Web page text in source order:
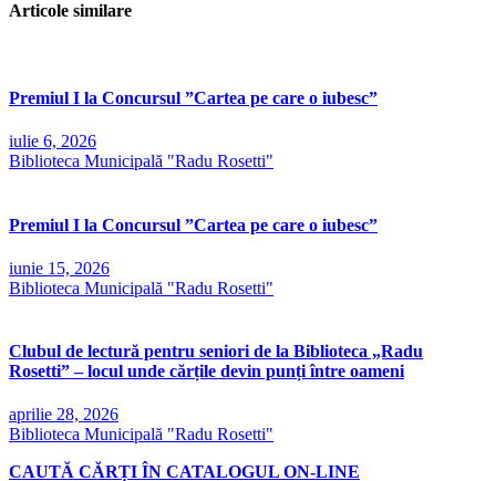
Articole similare
Premiul I la Concursul ”Cartea pe care o iubesc”
iulie 6, 2026
Biblioteca Municipală "Radu Rosetti"
Premiul I la Concursul ”Cartea pe care o iubesc”
iunie 15, 2026
Biblioteca Municipală "Radu Rosetti"
Clubul de lectură pentru seniori de la Biblioteca „Radu
Rosetti” – locul unde cărțile devin punți între oameni
aprilie 28, 2026
Biblioteca Municipală "Radu Rosetti"
CAUTĂ CĂRȚI ÎN CATALOGUL ON-LINE